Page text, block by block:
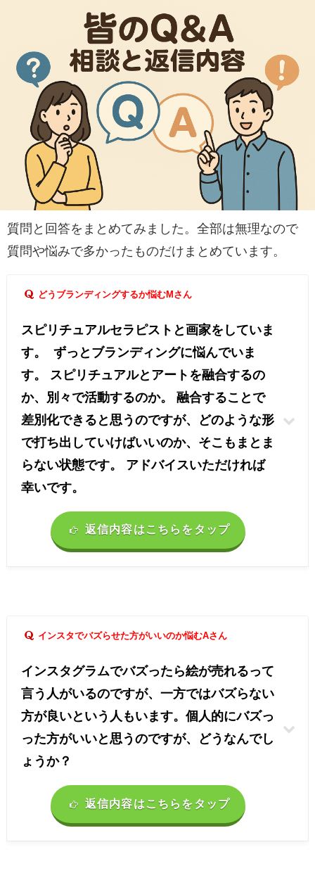
質問と回答をまとめてみました。全部は無理なので
質問や悩みで多かったものだけまとめています。
どうブランディングするか悩むMさん
スピリチュアルセラピストと画家をしていま
す。 ずっとブランディングに悩んでいま
す。 スピリチュアルとアートを融合するの
か、別々で活動するのか。 融合することで
差別化できると思うのですが、どのような形
で打ち出していけばいいのか、そこもまとま
らない状態です。 アドバイスいただければ
幸いです。
返信内容はこちらをタップ
インスタでバズらせた方がいいのか悩むAさん
インスタグラムでバズったら絵が売れるって
言う人がいるのですが、一方ではバズらない
方が良いという人もいます。個人的にバズっ
った方がいいと思うのですが、どうなんでし
ょうか？
返信内容はこちらをタップ